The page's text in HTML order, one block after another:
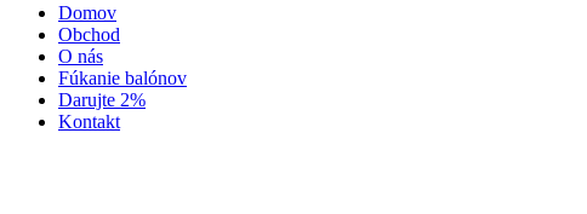
Domov
Obchod
O nás
Fúkanie balónov
Darujte 2%
Kontakt